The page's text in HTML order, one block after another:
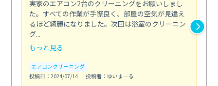
実家のエアコン2台のクリーニングをお願いしまし
た。すべての作業が手際良く、部屋の空気が見違え
るほど綺麗になりました。次回は浴室のクリーニン
グ...
もっと見る
エアコンクリーニング
投稿日：2024/07/14
投稿者：ゆいまーる